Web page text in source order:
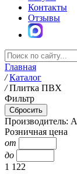
Контакты
Отзывы
Главная
/ Каталог
/ Плитка ПВХ
Фильтр
Производитель:
Розничная цена
от
до
1 122